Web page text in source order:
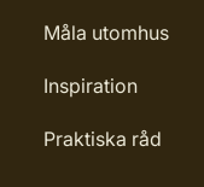
Måla utomhus
Inspiration
Praktiska råd